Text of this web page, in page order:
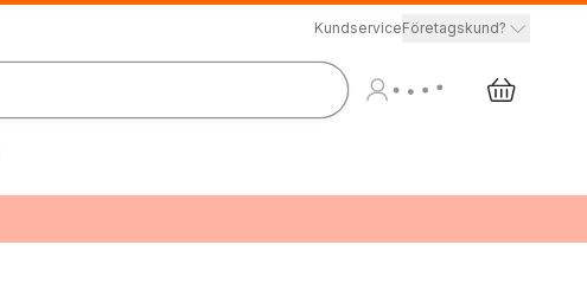
KundserviceFöretagskund?